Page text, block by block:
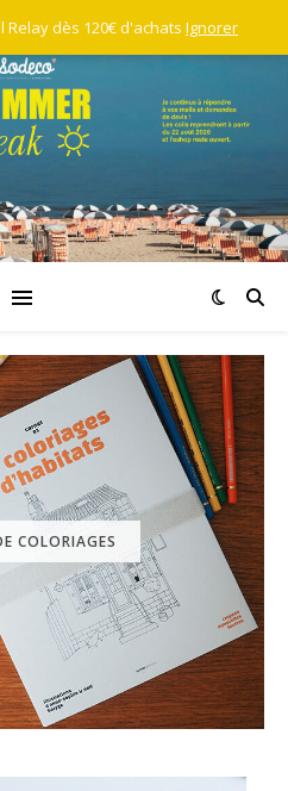
COLORIAGES
dès 120€ d'achats Ignorer